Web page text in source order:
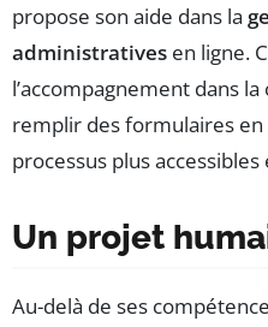
propose son aide dans la
administratives en ligne.
l’accompagnement dans
remplir des formulaires en
processus plus
Un projet
Au-delà de ses